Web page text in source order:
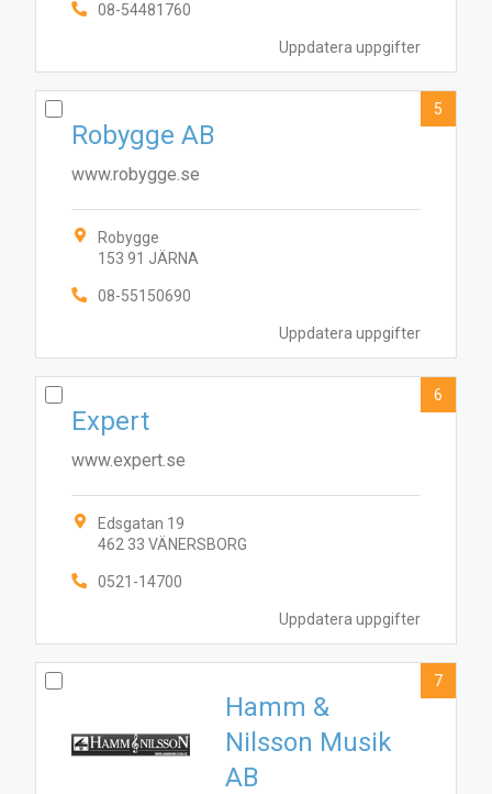
Uppdatera uppgifter
08-54481760
Uppdatera uppgifter
Robygge AB
www.robygge.se
Robygge
153 91 JÄRNA
08-55150690
5
Uppdatera uppgifter
Expert
www.expert.se
Edsgatan 19
462 33 VÄNERSBORG
0521-14700
6
Hamm &
Nilsson Musik
AB
7